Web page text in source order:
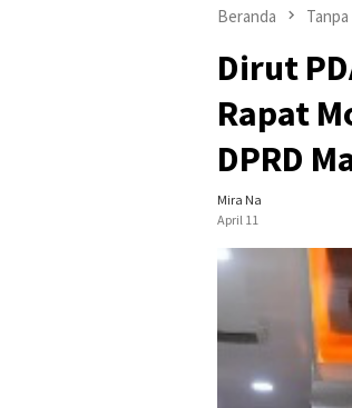
Beranda
Dirut
Rapat
DPRD
Mira Na
April 11